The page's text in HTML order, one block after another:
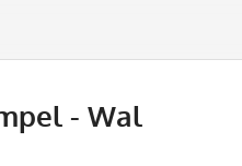
- Wal